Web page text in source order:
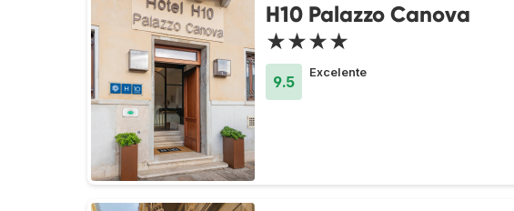
H10 Palazzo Canova
★★★★
9.5
Excelente